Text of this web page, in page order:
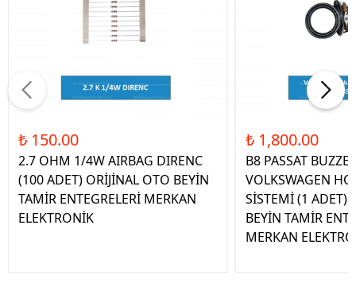
₺ 150.00
2.7 OHM 1/4W AIRBAG DIRENC
(100 ADET) ORİJİNAL OTO BEYİN
TAMİR ENTEGRELERİ MERKAN
ELEKTRONİK
₺ 1,800.00
B8 PASSAT
VOLKSWAGEN
SİSTEMİ (1 ADET)
BEYİN TAMİR
MERKAN